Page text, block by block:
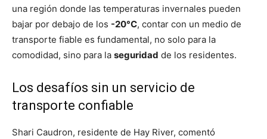
una región donde las temperaturas invernales pueden
bajar por debajo de los -20°C, contar con un medio de
transporte fiable es fundamental, no solo para la
comodidad, sino para la seguridad de los residentes.
Los desafíos sin un servicio de
transporte confiable
Shari Caudron, residente de Hay River, comentó